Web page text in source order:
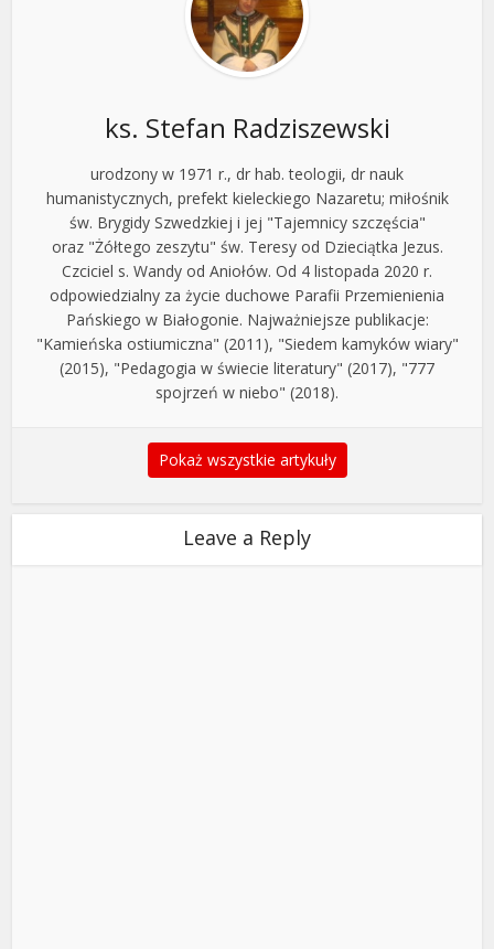
ks. Stefan Radziszewski
urodzony w 1971 r., dr hab. teologii, dr nauk
humanistycznych, prefekt kieleckiego Nazaretu; miłośnik
św. Brygidy Szwedzkiej i jej "Tajemnicy szczęścia"
oraz "Żółtego zeszytu" św. Teresy od Dzieciątka Jezus.
Czciciel s. Wandy od Aniołów. Od 4 listopada 2020 r.
odpowiedzialny za życie duchowe Parafii Przemienienia
Pańskiego w Białogonie. Najważniejsze publikacje:
"Kamieńska ostiumiczna" (2011), "Siedem kamyków wiary"
(2015), "Pedagogia w świecie literatury" (2017), "777
spojrzeń w niebo" (2018).
Pokaż wszystkie artykuły
Leave a Reply